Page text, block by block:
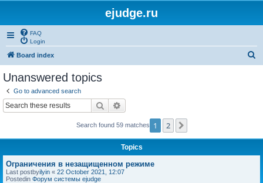
ejudge.ru
FAQ
Login
Board index
Unanswered topics
Go to advanced search
Search
Search found 59 matches 1 2
Topics
Ограничения в незащищенном режиме
Last postbyilyin « 22 October 2021, 12:07
Postedin Форум системы ejudge